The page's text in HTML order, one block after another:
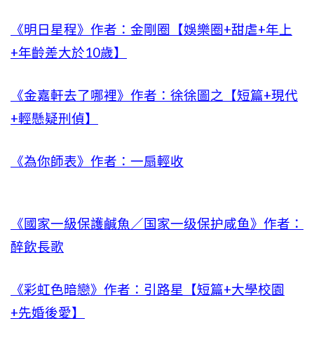
《明日星程》作者：金剛圈【娛樂圈+甜虐+年上
+年齡差大於10歲】
《金嘉軒去了哪裡》作者：徐徐圖之【短篇+現代
+輕懸疑刑偵】
《為你師表》作者：一扇輕收
《國家一級保護鹹魚／国家一级保护咸鱼》作者：
醉飲長歌
《彩虹色暗戀》作者：引路星【短篇+大學校園
+先婚後愛】